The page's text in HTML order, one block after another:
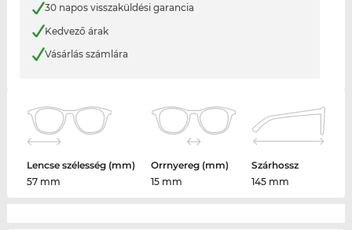
30 napos visszaküldési garancia
Kedvező árak
Vásárlás számlára
Lencse szélesség (mm)
57 mm
Orrnyereg (mm)
15 mm
Szárhossz
145 mm